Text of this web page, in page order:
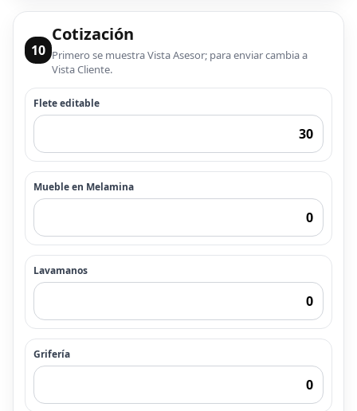
10
Cotización
Primero se muestra Vista Asesor; para enviar cambia a
Vista Cliente.
Flete editable
Mueble en Melamina
Lavamanos
Grifería